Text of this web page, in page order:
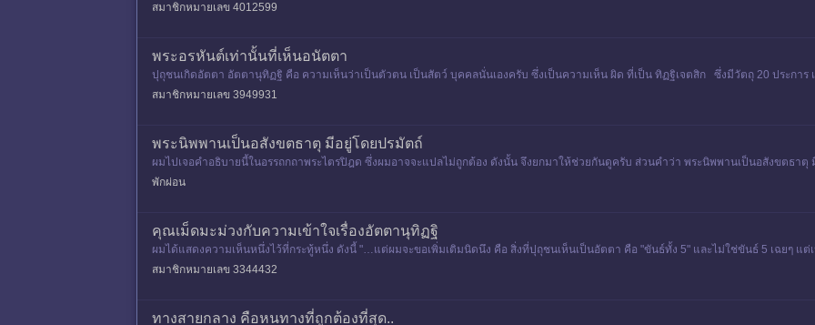
สมาชิกหมายเลข 4012599
พระอรหันต์เท่านั้นที่เห็นอนัตตา
ปุถุชนเกิดอัตตา อัตตานุทิฏฐิ คือ ความเห็นว่าเป็นตัวตน เป็นสัตว์ บุคคลนั่นเองครับ ซึ่งเป็นความเห็น ผิด ที่เป็น ทิฏฐิเจตสิก ซึ่งมีวัตถุ 20 ประกา
สมาชิกหมายเลข 3949931
พระนิพพานเป็นอสังขตธาตุ มีอยู่โดยปรมัตถ์
ผมไปเจอคำอธิบายนี้ในอรรถกถาพระไตรปิฎด ซึ่งผมอาจจะแปลไม่ถูกต้อง ดังนั้น จึงยกมาให้ช่วยกันดูครับ ส่วนคำว่า พระนิพพานเป็นอสังขตธา
ผมไม่ได้ยกพระสูตรเหล
พักผ่อน
คุณเม็ดมะม่วงกับความเข้าใจเรื่องอัตตานุทิฏฐิ
ผมได้แสดงความเห็นหนึ่งไว้ที่กระทู้หนึ่ง ดังนี้ "…แต่ผมจะขอเพิ่มเติมนิดนึง คือ สิ่งที่ปุถุชนเห็นเป็นอัตตา คือ "ขันธ์ทั้ง 5" และไม่ใช่ขันธ์ 5 เฉยๆ แต่
สมาชิกหมายเลข 3344432
ทางสายกลาง คือหนทางที่ถูกต้องที่สุด..